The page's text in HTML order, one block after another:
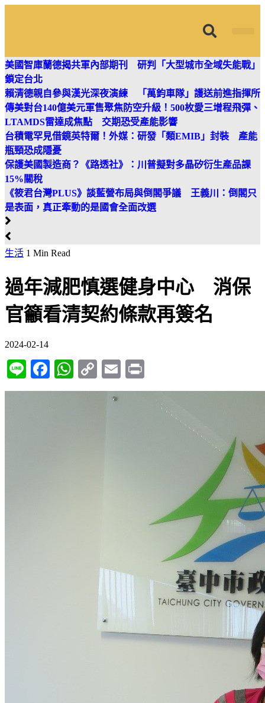
美國智庫蘭德揭共軍內部期刊 研判「大型城市全域失能戰」
鎖定台北
賴清德親自參與漢光深夜演練 「萬鈞車隊」護送前進指揮所
傳美對台140億美元軍售聚焦防空升級！500枚愛三增程飛彈、
LTAMDS雷達成焦點 交期恐受產能影響
台積電罕見借鏡英特爾！外媒：研發「類EMIB」封裝 產能
瓶頸恐成隱憂
保護美國製造商？《路透社》：川普擬對多晶矽衍生產品課
15%關稅
《筱君台灣PLUS》談藍營布局與倒閣爭議 王義川：倒閣只
是表面，真正牽動的是國會全面改選
生活 1 Min Read
過年減肥慎選健身中心 消保
官籲看清契約條款再簽名
2024-02-14
LineFacebook
WhatsApp
Copy
Link
Email